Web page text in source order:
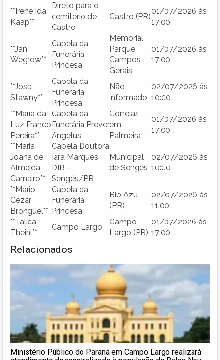
**Irene Ida
Kaap**
Direto para o
cemitério de
Castro
Castro (PR)
01/07/2026 às
17:00
**Jan
Wegrow**
Capela da
Funerária
Princesa
Memorial
Parque
Campos
Gerais
01/07/2026 às
17:00
**Jose
Stawny**
Capela da
Funerária
Princesa
Não
informado
02/07/2026 às
10:00
**Maria da
Luz Franco
Pereira**
Capela da
Funerária Prever
Angelus
Correias
em
Palmeira
01/07/2026 às
17:00
**Maria
Joana de
Almeida
Carneiro**
Capela Doutora
Iara Marques
DIB –
Sengés/PR
Municipal
de Sengés
02/07/2026 às
10:00
**Mario
Cezar
Bronguel**
Capela da
Funerária
Princesa
Rio Azul
(PR)
02/07/2026 às
11:00
**Talica
Theinl**
Campo Largo
Campo
Largo (PR)
01/07/2026 às
17:00
Relacionados
Ministério Público do Paraná em Campo Largo realizará